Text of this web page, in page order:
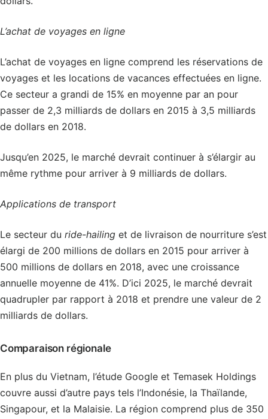
L’achat de voyages en ligne
L’achat de voyages en ligne comprend les réservations de
voyages et les locations de vacances effectuées en ligne.
Ce secteur a grandi de 15% en moyenne par an pour
passer de 2,3 milliards de dollars en 2015 à 3,5 milliards
de dollars en 2018.
Jusqu’en 2025, le marché devrait continuer à s’élargir au
même rythme pour arriver à 9 milliards de dollars.
Applications de transport
Le secteur du ride-hailing et de livraison de nourriture s’est
élargi de 200 millions de dollars en 2015 pour arriver à
500 millions de dollars en 2018, avec une croissance
annuelle moyenne de 41%. D’ici 2025, le marché devrait
quadrupler par rapport à 2018 et prendre une valeur de 2
milliards de dollars.
Comparaison régionale
En plus du Vietnam, l’étude Google et Temasek Holdings
couvre aussi d’autre pays tels l’Indonésie, la Thaïlande,
Singapour, et la Malaisie. La région comprend plus de 350